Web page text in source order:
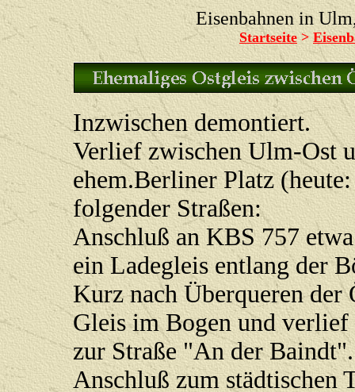
Eisenbahnen in
Startseite>
Inzwischen demontiert.
Verlief zwischen Ulm-Ost
ehem.Berliner Platz
folgender Straßen:
Anschluß an KBS 757
ein Ladegleis entlang der
Kurz nach Überqueren der
Gleis im Bogen und
zur Straße "An der
Anschluß zum städtischen